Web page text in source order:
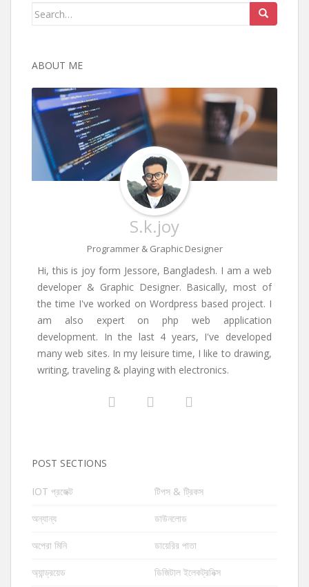
Search
ABOUT ME
S.k.joy
Programmer & Graphic Designer
Hi, this is joy form Jessore, Bangladesh. I am a web
developer & Graphic Designer. Basically, most of
the time I've worked on Wordpress based project. I
am also expert on php web application
development. In the last 4 years, I've developed
many web sites. In my leisure time, I like to drawing,
writing, traveling & playing with electronics.
POST SECTIONS
IOT প্রজেক্ট
অন্যান্য
অপেরা মিনি
অ্যান্ড্রয়েড
টিপস & ট্রিকস
ডাউনলোড
ডায়েরির পাতা
ডিজিটাল ইলেকট্রনিক্স